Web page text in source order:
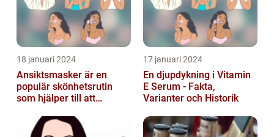
18 januari 2024
Ansiktsmasker är en
populär skönhetsrutin
som hjälper till att
huden
17 januari 2024
En djupdykning i Vitamin
E Serum - Fakta,
Varianter och Historik